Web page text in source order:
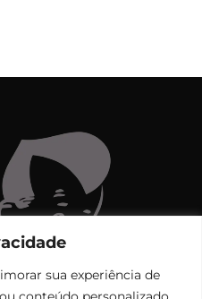
sua experiência de